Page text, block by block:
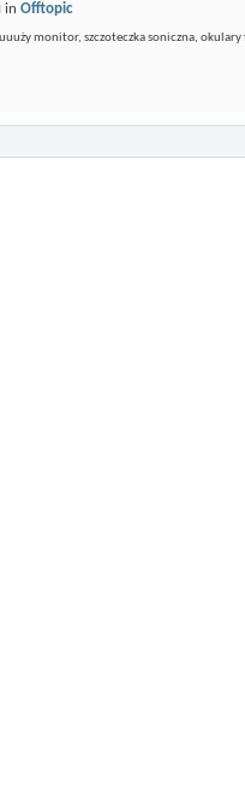
in Offtopic
monitor, szczoteczka soniczna,